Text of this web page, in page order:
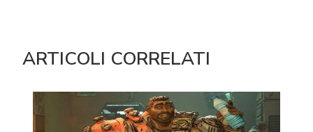
ARTICOLI CORRELATI